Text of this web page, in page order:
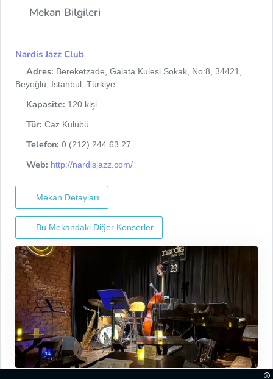
Mekan Bilgileri
Nardis Jazz Club
Adres: Bereketzade, Galata Kulesi Sokak, No:8, 34421,
Beyoğlu, İstanbul, Türkiye
Kapasite: 120 kişi
Tür: Caz Kulübü
Telefon: 0 (212) 244 63 27
Web: http://nardisjazz.com/
Mekan Detayları
Bu Mekandaki Diğer Konserler